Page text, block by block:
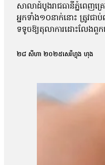
សាលាដំបូងរាជធានីភ្នំពេញ
អ្នកទាំង១០នាក់នោះ ត្រូវជ
ទទូចឱ្យតុលាការដោះលែងពួ
សាលាដំបូងរាជធានីភ្នំពេញន
យើងអង្គសេចក្តី។ ដូច្នេះ
ស្នើសុំឱ្យនៅក្រៅឃុំនេះ គឺជ
សវនាការអង្គសេចក្តីហ្នឹ
ប្រកាសសាលក្រមករណីនេះ
តុលាការនឹងពិចារណាដើម្
ដែលតុលាការគម្បីពិចារណា
គាត់និងបានបង្កឱ្យមានកា
២៨ សីហា ២០២៥សេរីហ្វុង ហុង